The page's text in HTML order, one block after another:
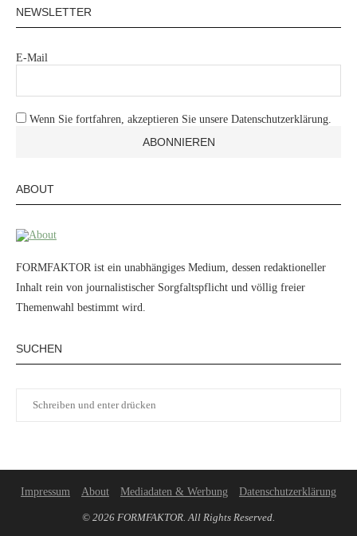
NEWSLETTER
E-Mail
Wenn Sie fortfahren, akzeptieren Sie unsere Datenschutzerklärung.
ABOUT
FORMFAKTOR ist ein unabhängiges Medium, dessen redaktioneller
Inhalt rein von journalistischer Sorgfaltspflicht und völlig freier
Themenwahl bestimmt wird.
SUCHEN
Impressum About Mediadaten & Werbung Datenschutzerklärung
© 2026 FORMFAKTOR. All Rights Reserved.